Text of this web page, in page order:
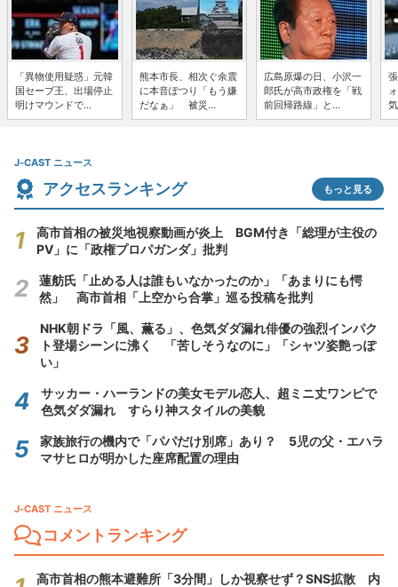
「異物使用疑惑」元韓
国セーブ王、出場停止
明けマウンドで...
熊本市長、相次ぐ余震
に本音ぽつり「もう嫌
だなぁ」 被災...
広島原爆の日、小沢一
郎氏が高市政権を「戦
前回帰路線」と...
J-CAST ニュース
アクセスランキング もっと見る
高市首相の被災地視察動画が炎上 BGM付き「総理が主役の
PV」に「政権プロパガンダ」批判
蓮舫氏「止める人は誰もいなかったのか」「あまりにも愕
然」 高市首相「上空から合掌」巡る投稿を批判
NHK朝ドラ「風、薫る」、色気ダダ漏れ俳優の強烈インパク
ト登場シーンに沸く 「苦しそうなのに」「シャツ姿艶っぽ
い」
サッカー・ハーランドの美女モデル恋人、超ミニ丈ワンピで
色気ダダ漏れ すらり神スタイルの美貌
家族旅行の機内で「パパだけ別席」あり？ 5児の父・エハラ
マサヒロが明かした座席配置の理由
J-CAST ニュース
コメントランキング
高市首相の熊本避難所「3分間」しか視察せず？SNS拡散 内